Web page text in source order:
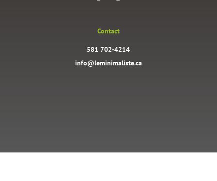
Contact
581 702-4214
info@leminimaliste.ca